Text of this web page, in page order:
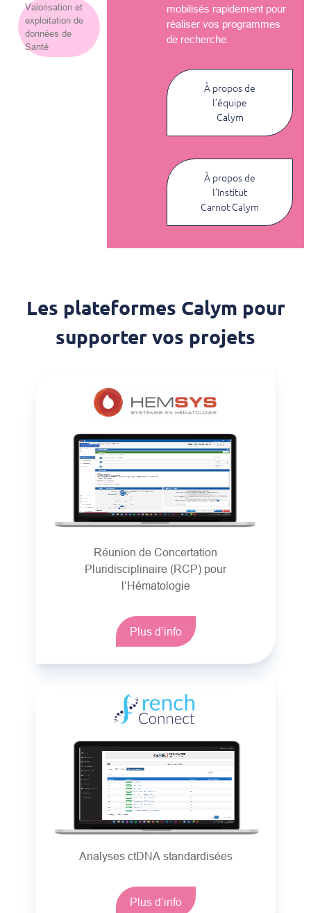
Valorisation et
exploitation de
données de
Santé
mobilisés rapidement pour
réaliser vos programmes
de recherche.
À propos de
l’équipe
Calym
À propos de
l’Institut
Carnot Calym
Les plateformes Calym pour
supporter vos projets
Réunion de Concertation
Pluridisciplinaire (RCP) pour
l’Hématologie
Plus d’info
Analyses ctDNA standardisées
Plus d’info